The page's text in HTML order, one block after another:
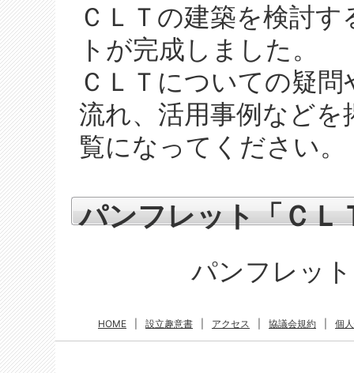
ＣＬＴの建築を検討
トが完成しました。
ＣＬＴについての疑
流れ、活用事例など
覧になってください。
パンフレット「ＣＬ
パンフレッ
HOME 設立趣意書 アクセス 協議会規約 個